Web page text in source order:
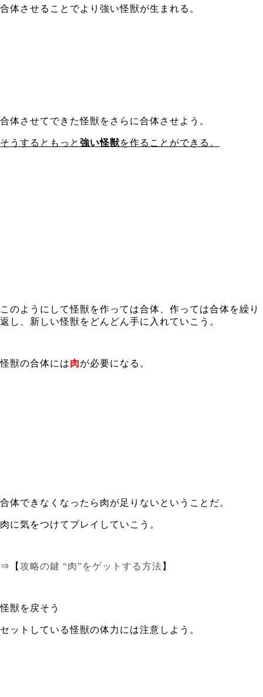
合体させることでより強い怪獣が生まれる。
合体させてできた怪獣をさらに合体させよう。
そうするともっと 強い怪獣を作ることができる。
このようにして怪獣を作っては合体、作っては合体を繰り
返し、新しい怪獣をどんどん手に入れていこう。
怪獣の合体には肉が必要になる。
合体できなくなったら肉が足りないということだ。
肉に気をつけてプレイしていこう。
⇒【 攻略の鍵 “肉”をゲットする方法 】
怪獣を戻そう
セットしている怪獣の体力には注意しよう。